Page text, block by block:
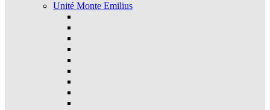
Unité Monte Emilius